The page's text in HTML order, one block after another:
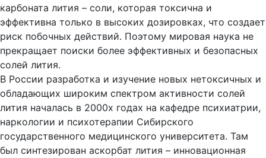
карбоната лития – соли, которая токсична и
эффективна только в высоких дозировках, что создает
риск побочных действий. Поэтому мировая наука не
прекращает поиски более эффективных и безопасных
солей лития.
В России разработка и изучение новых нетоксичных и
обладающих широким спектром активности солей
лития началась в 2000х годах на кафедре психиатрии,
наркологии и психотерапии Сибирского
государственного медицинского университета. Там
был синтезирован аскорбат лития – инновационная